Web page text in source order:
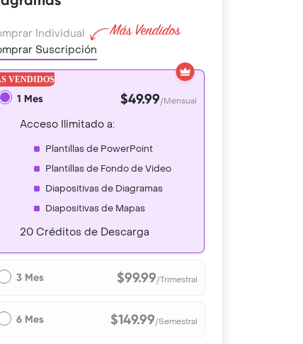
Individual
Suscripción
1 Mes $49.99/Mensual
Acceso Ilimitado a:
Plantillas de PowerPoint
Plantillas de Fondo de Video
Diapositivas de Diagramas
Diapositivas de Mapas
20 Créditos de Descarga
3 Mes $99.99/Trimestral
6 Mes $149.99/Semestral